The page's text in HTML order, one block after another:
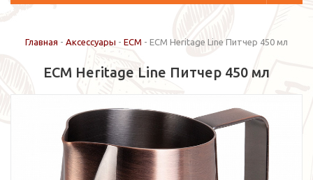
Главная - Аксессуары - ECM - ECM Heritage Line Питчер 450 мл
ECM Heritage Line Питчер 450 мл